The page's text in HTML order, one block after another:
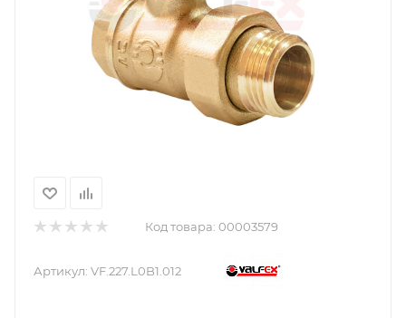
Код товара: 00003579
Артикул: VF.227.L0B1.012